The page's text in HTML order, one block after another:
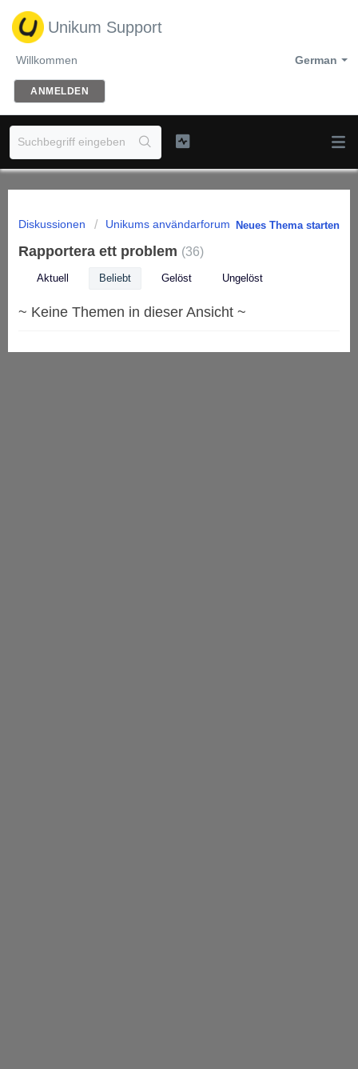
Unikum Support
German
Willkommen
ANMELDEN
Neues Thema starten
Diskussionen Unikums användarforum
Rapportera ett problem 36
Aktuell Beliebt Gelöst Ungelöst
~ Keine Themen in dieser Ansicht ~